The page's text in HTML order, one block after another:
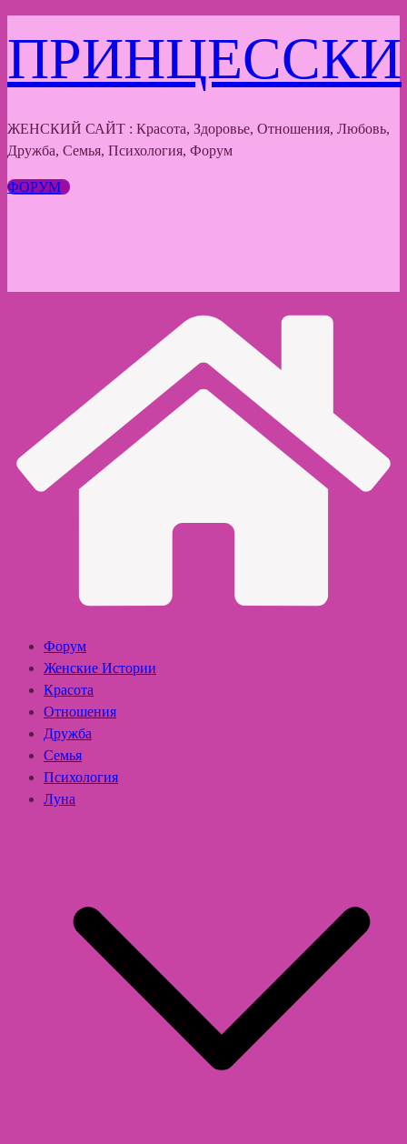
к
содержимому
ПРИНЦЕССКИ
ЖЕНСКИЙ САЙТ : Красота, Здоровье, Отношения, Любовь,
Дружба, Семья, Психология, Форум
ФОРУМ
Форум
Женские Истории
Красота
Отношения
Дружба
Семья
Психология
Луна